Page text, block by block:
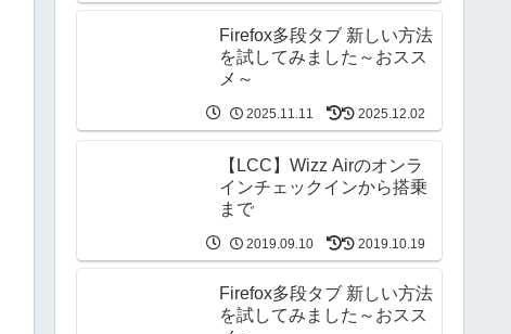
Firefox多段タブ 新しい方法
を試してみました～おスス
メ～
2025.11.11 2025.12.02
【LCC】Wizz Airのオンラ
インチェックインから搭乗
まで
2019.09.10 2019.10.19
Firefox多段タブ 新しい方法
を試してみました～おスス